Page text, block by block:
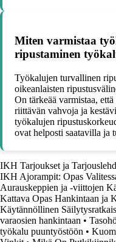
Miten varmistaa
ripustaminen
Työkalujen turvallinen
oikeanlaisten
On tärkeää varmistaa,
riittävän vahvoja ja
työkalujen
ovat helposti saatavilla ja
IKH Tarjoukset ja
IKH Ajorampit: Opas
Aurauskeppien ja -viittojen
Kattava Opas Hankintaan ja
Käytännöllinen
varaosien hankintaan •
työkalu puuntyöstöön •